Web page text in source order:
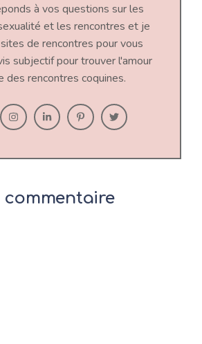
à vos questions sur les
et les rencontres et je
de rencontres pour vous
subjectif pour trouver l'amour
des rencontres coquines.
commentaire